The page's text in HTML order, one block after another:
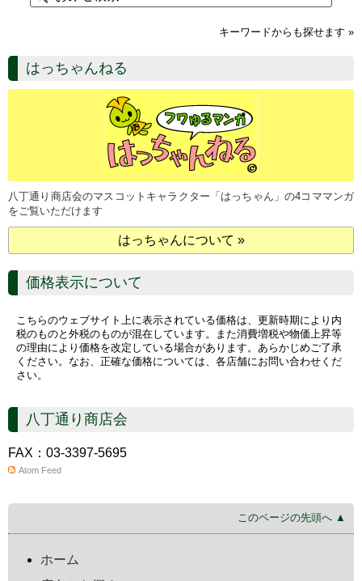
キーワードからも探せます »
はっちゃんねる
八丁通り商店会のマスコットキャラクター「はっちゃん」の4コママンガ
をご覧いただけます
はっちゃんについて »
価格表示について
こちらのウェブサイト上に表示されている価格は、更新時期により内
税のものと外税のものが混在しています。また消費増税や物価上昇等
の理由により価格を改定している場合があります。あらかじめご了承
ください。なお、正確な価格については、各店舗にお問い合わせくだ
さい。
八丁通り商店会
FAX：03-3397-5695
Atom Feed
このページの先頭へ ▲
ホーム